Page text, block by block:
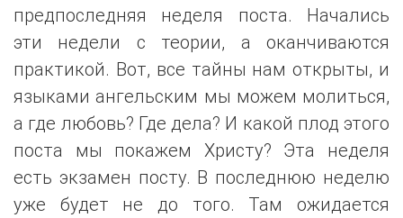
предпоследняя неделя поста. Начались
эти недели с теории, а оканчиваются
практикой. Вот, все тайны нам открыты, и
языками ангельским мы можем молиться,
а где любовь? Где дела? И какой плод этого
поста мы покажем Христу? Эта неделя
есть экзамен посту. В последнюю неделю
уже будет не до того. Там ожидается